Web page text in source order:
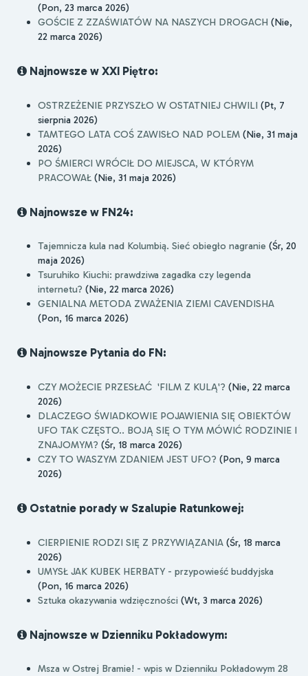
(Pon, 23 marca 2026)
GOŚCIE Z ZZAŚWIATÓW NA NASZYCH DROGACH (Nie,
22 marca 2026)
Najnowsze w XXI Piętro:
OSTRZEŻENIE PRZYSZŁO W OSTATNIEJ CHWILI (Pt, 7
sierpnia 2026)
TAMTEGO LATA COŚ ZAWISŁO NAD POLEM (Nie, 31 maja
2026)
PO ŚMIERCI WRÓCIŁ DO MIEJSCA, W KTÓRYM
PRACOWAŁ (Nie, 31 maja 2026)
Najnowsze w FN24:
Tajemnicza kula nad Kolumbią. Sieć obiegło nagranie (Śr, 20
maja 2026)
Tsuruhiko Kiuchi: prawdziwa zagadka czy legenda
internetu? (Nie, 22 marca 2026)
GENIALNA METODA ZWAŻENIA ZIEMI CAVENDISHA
(Pon, 16 marca 2026)
Najnowsze Pytania do FN:
CZY MOŻECIE PRZESŁAĆ 'FILM Z KULĄ'? (Nie, 22 marca
2026)
DLACZEGO ŚWIADKOWIE POJAWIENIA SIĘ OBIEKTÓW
UFO TAK CZĘSTO.. BOJĄ SIĘ O TYM MÓWIĆ RODZINIE I
ZNAJOMYM? (Śr, 18 marca 2026)
CZY TO WASZYM ZDANIEM JEST UFO? (Pon, 9 marca
2026)
Ostatnie porady w Szalupie Ratunkowej:
CIERPIENIE RODZI SIĘ Z PRZYWIĄZANIA (Śr, 18 marca
2026)
UMYSŁ JAK KUBEK HERBATY - przypowieść buddyjska
(Pon, 16 marca 2026)
Sztuka okazywania wdzięczności (Wt, 3 marca 2026)
Najnowsze w Dzienniku Pokładowym:
Msza w Ostrej Bramie! - wpis w Dzienniku Pokładowym 28